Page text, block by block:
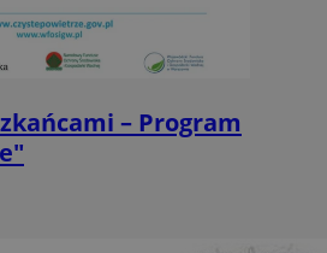
– Program